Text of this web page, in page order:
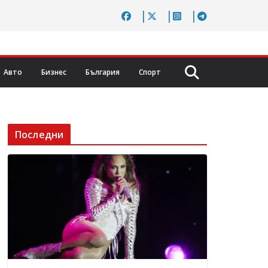
Авто Бизнес България Спорт
Последни